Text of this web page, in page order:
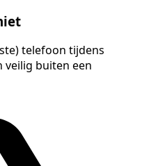
telefoon tijdens
veilig buiten een